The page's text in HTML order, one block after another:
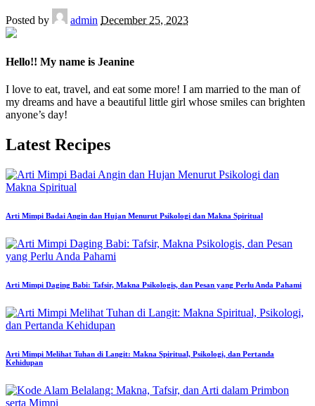
Posted by admin December 25, 2023
Hello!! My name is Jeanine
I love to eat, travel, and eat some more! I am married to the man of
my dreams and have a beautiful little girl whose smiles can brighten
anyone’s day!
Latest Recipes
Arti Mimpi Badai Angin dan Hujan Menurut Psikologi dan Makna Spiritual
Arti Mimpi Daging Babi: Tafsir, Makna Psikologis, dan Pesan yang Perlu Anda Pahami
Arti Mimpi Melihat Tuhan di Langit: Makna Spiritual, Psikologi, dan Pertanda
Kehidupan